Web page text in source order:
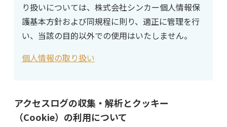
り扱いについては、株式会社シンカー個人情報保
護基本方針および同規程に則り、適正に管理を行
い、当該の目的以外での使用はいたしません。
個人情報の取り扱い
アクセスログの収集・解析とクッキー
（Cookie）の利用について